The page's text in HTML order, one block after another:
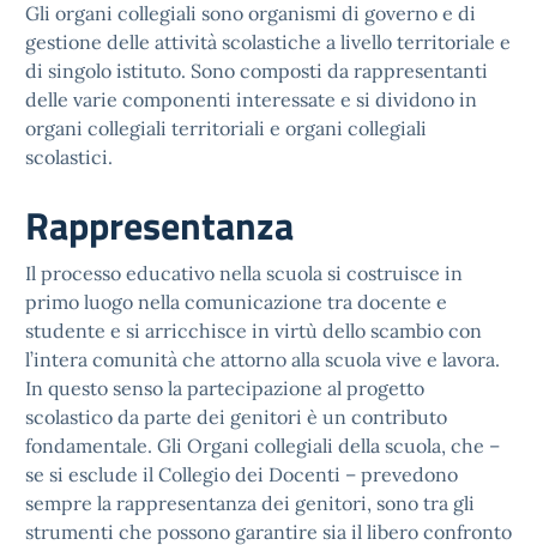
Gli organi collegiali sono organismi di governo e di
gestione delle attività scolastiche a livello territoriale e
di singolo istituto. Sono composti da rappresentanti
delle varie componenti interessate e si dividono in
organi collegiali territoriali e organi collegiali
scolastici.
Rappresentanza
Il processo educativo nella scuola si costruisce in
primo luogo nella comunicazione tra docente e
studente e si arricchisce in virtù dello scambio con
l’intera comunità che attorno alla scuola vive e lavora.
In questo senso la partecipazione al progetto
scolastico da parte dei genitori è un contributo
fondamentale. Gli Organi collegiali della scuola, che –
se si esclude il Collegio dei Docenti – prevedono
sempre la rappresentanza dei genitori, sono tra gli
strumenti che possono garantire sia il libero confronto